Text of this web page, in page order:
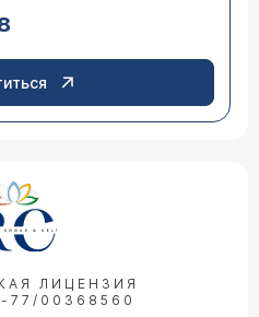
ЛИЦЕНЗИЯ
77/00368560